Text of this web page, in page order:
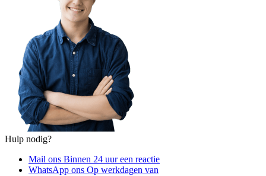
Hulp nodig?
Mail ons Binnen 24 uur een reactie
WhatsApp ons Op werkdagen van